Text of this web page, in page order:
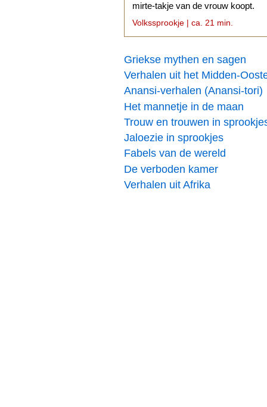
mirte-takje van de vrouw koopt.
Volkssprookje | ca. 21 min.
Griekse mythen en sagen
Verhalen uit het Midden-
Anansi-verhalen (Anansi-tori)
Het mannetje in de maan
Trouw en trouwen in
Jaloezie in sprookjes
Fabels van de wereld
De verboden kamer
Verhalen uit Afrika